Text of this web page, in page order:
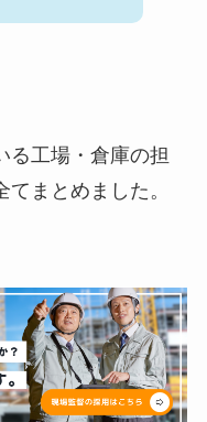
る工場・倉庫の担
まとめました。